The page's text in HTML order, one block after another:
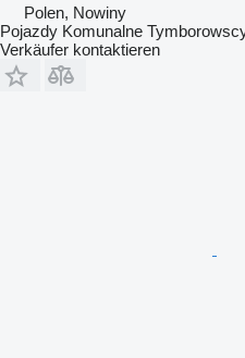
Polen, Nowiny
Pojazdy Komunalne
Verkäufer kontaktieren